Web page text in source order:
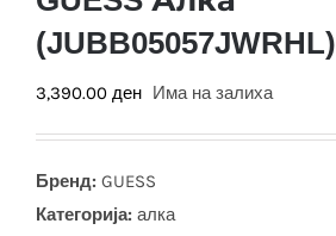
(JUBB05057JWRHL)
3,390.00 ден Има на залиха
Бренд: GUESS
Категорија: алка